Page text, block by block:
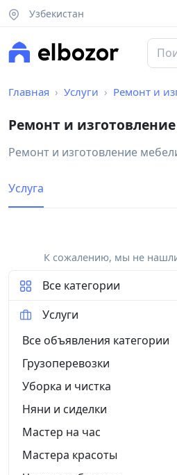
Узбекистан
Главная Услуги Ремонт и
Ремонт и
Ремонт и изготовление
Услуга
К сожалению, мы не нашли
Все категории
Услуги
Все объявления категории
Грузоперевозки
Уборка и чистка
Няни и сиделки
Мастер на час
Мастера красоты